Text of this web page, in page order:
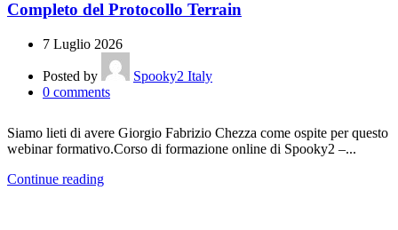
Completo del Protocollo Terrain
7 Luglio 2026
Posted by
Spooky2 Italy
0 comments
Siamo lieti di avere Giorgio Fabrizio Chezza come ospite per questo
webinar formativo.Corso di formazione online di Spooky2 –...
Continue reading